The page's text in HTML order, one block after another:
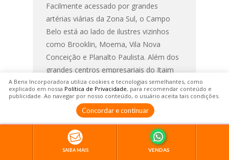
Facilmente acessado por grandes
artérias viárias da Zona Sul, o Campo
Belo está ao lado de ilustres vizinhos
como Brooklin, Moema, Vila Nova
Conceição e Planalto Paulista. Além dos
grandes centros empresariais do Itaim
Bibi, da Vila Olímpia e da Berrini.
É ter o melhor dos mundos à sua
disposição: a tranquilidade de um bairro
sofisticado e sereno como o Campo
Belo, com acesso a uma ótima
Concordar e continuar
A Benx Incorporadora utiliza cookies e tecnologias semelhantes, como
explicado em nossa Política de Privacidade, para recomendar conteúdo e
publicidade. Ao navegar por nosso conteúdo, o usuário aceita tais condições.